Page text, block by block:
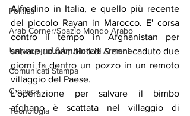
Politica
Arab Corner/Spazio Mondo Arabo
Նորություններ/Notizie Armene
Comunicati Stampa
Cronaca
Tecnologia
Alfredino in Italia, e quello più recente
del piccolo Rayan in Marocco. E' corsa
contro il tempo in Afghanistan per
salvare un bambino di 9 anni caduto due
giorni fa dentro un pozzo in un remoto
villaggio del Paese.
L'operazione per salvare il bimbo
afghano è scattata nel villaggio di